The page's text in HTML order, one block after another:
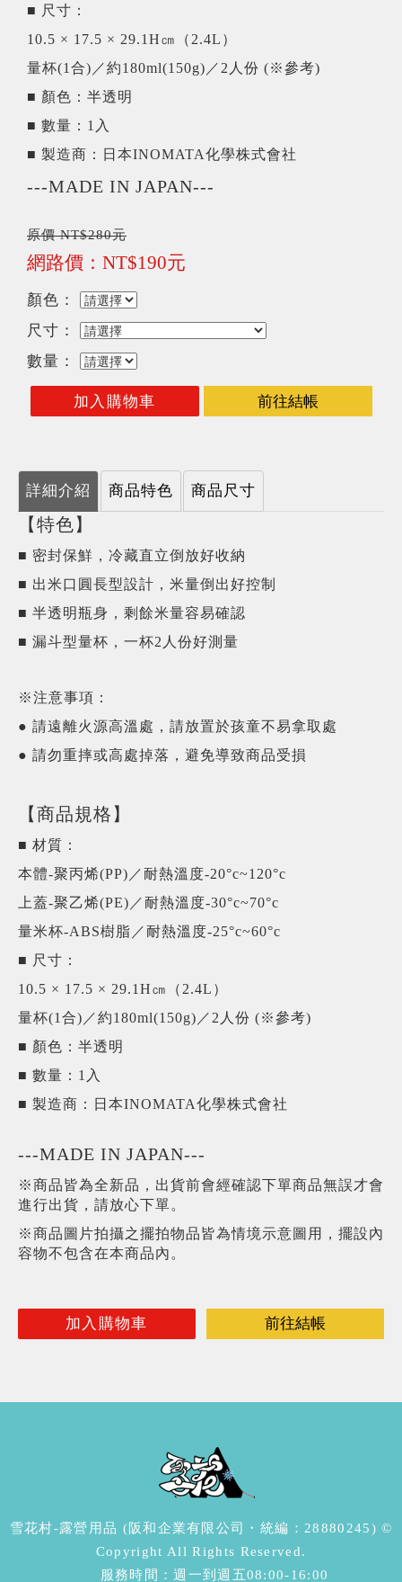
■ 尺寸：
10.5 × 17.5 × 29.1H㎝（2.4L）
量杯(1合)／約180ml(150g)／2人份 (※參考)
■ 顏色：半透明
■ 數量：1入
■ 製造商：日本INOMATA化學株式會社
---MADE IN JAPAN---
原價 NT$280元
網路價：NT$190元
顏色：
尺寸：
數量：
加入購物車 前往結帳
詳細介紹 商品特色 商品尺寸
【特色】
■ 密封保鮮，冷藏直立倒放好收納
■ 出米口圓長型設計，米量倒出好控制
■ 半透明瓶身，剩餘米量容易確認
■ 漏斗型量杯，一杯2人份好測量
※注意事項：
● 請遠離火源高溫處，請放置於孩童不易拿取處
● 請勿重摔或高處掉落，避免導致商品受損
【商品規格】
■ 材質：
本體-聚丙烯(PP)／耐熱溫度-20°c~120°c
上蓋-聚乙烯(PE)／耐熱溫度-30°c~70°c
量米杯-ABS樹脂／耐熱溫度-25°c~60°c
■ 尺寸：
10.5 × 17.5 × 29.1H㎝（2.4L）
量杯(1合)／約180ml(150g)／2人份 (※參考)
■ 顏色：半透明
■ 數量：1入
■ 製造商：日本INOMATA化學株式會社
---MADE IN JAPAN---
※商品皆為全新品，出貨前會經確認下單商品無誤才會
進行出貨，請放心下單。
※商品圖片拍攝之擺拍物品皆為情境示意圖用，擺設內
容物不包含在本商品內。
加入購物車 前往結帳
雪花村-露營用品 (阪和企業有限公司・統編：28880245) ©
Copyright All Rights Reserved.
服務時間：週一到週五08:00-16:00